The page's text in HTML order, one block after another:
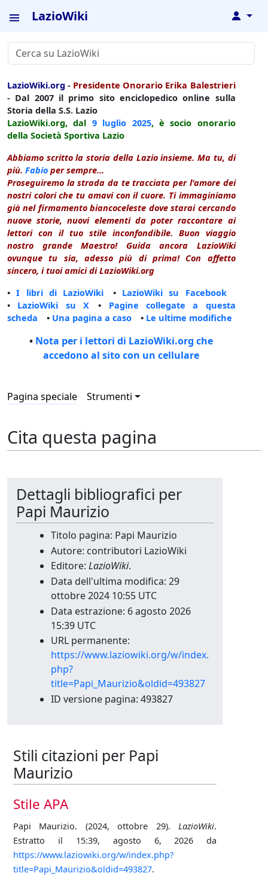
LazioWiki ↓
LazioWiki.org - Presidente Onorario Erika Balestrieri
- Dal 2007 il primo sito enciclopedico online sulla
Storia della S.S. Lazio
LazioWiki.org, dal 9 luglio 2025, è socio onorario
della Società Sportiva Lazio
Abbiamo scritto la storia della Lazio insieme. Ma tu, di
più. Fabio per sempre...
Proseguiremo la strada da te tracciata per l'amore dei
nostri colori che tu amavi con il cuore. Ti immaginiamo
già nel firmamento biancoceleste dove starai cercando
nuove storie, nuovi elementi da poter raccontare ai
lettori con il tuo stile inconfondibile. Buon viaggio
nostro grande Maestro! Guida ancora LazioWiki
ovunque tu sia, adesso più di prima! Con affetto
sincero, i tuoi amici di LazioWiki.org
•I libri di LazioWiki • LazioWiki su Facebook
• LazioWiki su X • Pagine collegate a questa
scheda • Una pagina a caso • Le ultime modifiche
• Nota per i lettori di LazioWiki.org che
accedono al sito con un cellulare
Pagina speciale Strumenti
Cita questa pagina
Dettagli bibliografici per
Papi Maurizio
Titolo pagina: Papi Maurizio
Autore: contributori LazioWiki
Editore: LazioWiki.
Data dell'ultima modifica: 29
ottobre 2024 10:55 UTC
Data estrazione: 6 agosto 2026
15:39 UTC
URL permanente:
https://www.laziowiki.org/w/index.
php?
title=Papi_Maurizio&oldid=493827
ID versione pagina: 493827
Stili citazioni per Papi
Maurizio
Stile APA
Papi Maurizio. (2024, ottobre 29).LazioWiki.
Estratto il 15:39, agosto 6, 2026 da
https://www.laziowiki.org/w/index.php?
title=Papi_Maurizio&oldid=493827.